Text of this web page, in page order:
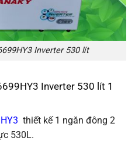
Inverter 530 lít
Inverter 530 lít 1
thiết kế 1 ngăn đông 2
530L.